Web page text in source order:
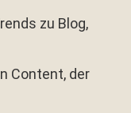
zu Blog,
Content, der